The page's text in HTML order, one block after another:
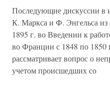
Последующие дискуссии в
К. Маркса и Ф. Энгельса из
1895 г. во Введении к
во Франции с 1848 по 1850
рассматривает вопрос о
учетом происшедших со